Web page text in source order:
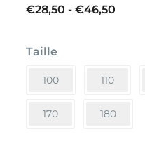
€28,50 - €46,50
Taille
100 110
170 180